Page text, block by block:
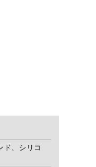
ド、シリコ